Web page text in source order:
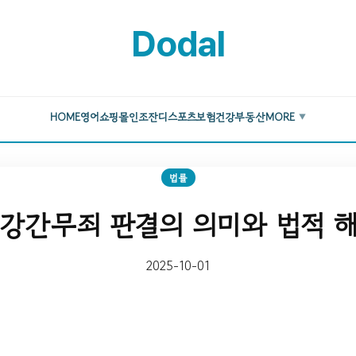
Dodal
HOME영어쇼핑몰인조잔디스포츠보험건강부동산MORE ▼
법률
간무죄 판결의 의미와 법적
2025-10-01